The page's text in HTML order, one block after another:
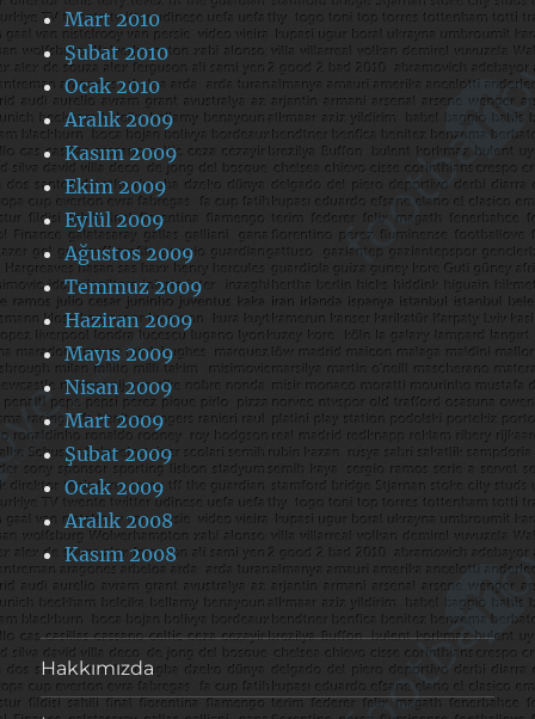
Mart 2010
Şubat 2010
Ocak 2010
Aralık 2009
Kasım 2009
Ekim 2009
Eylül 2009
Ağustos 2009
Temmuz 2009
Haziran 2009
Mayıs 2009
Nisan 2009
Mart 2009
Şubat 2009
Ocak 2009
Aralık 2008
Kasım 2008
Hakkımızda